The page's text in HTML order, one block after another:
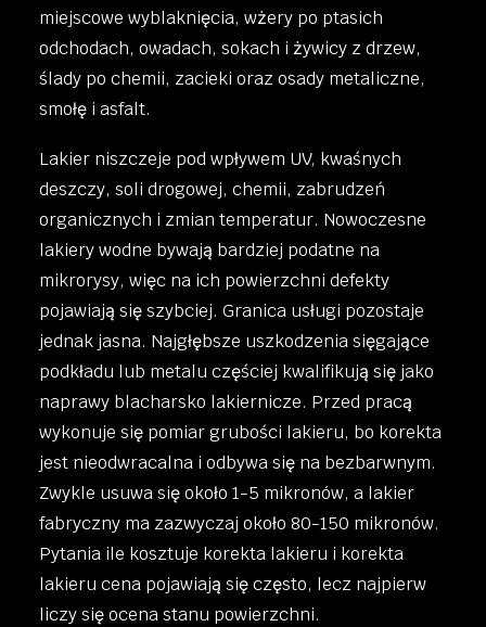
miejscowe wyblaknięcia, wżery po ptasich
odchodach, owadach, sokach i żywicy z drzew,
ślady po chemii, zacieki oraz osady metaliczne,
smołę i asfalt.
Lakier niszczeje pod wpływem UV, kwaśnych
deszczy, soli drogowej, chemii, zabrudzeń
organicznych i zmian temperatur. Nowoczesne
lakiery wodne bywają bardziej podatne na
mikrorysy, więc na ich powierzchni defekty
pojawiają się szybciej. Granica usługi pozostaje
jednak jasna. Najgłębsze uszkodzenia sięgające
podkładu lub metalu częściej kwalifikują się jako
naprawy blacharsko lakiernicze. Przed pracą
wykonuje się pomiar grubości lakieru, bo korekta
jest nieodwracalna i odbywa się na bezbarwnym.
Zwykle usuwa się około 1-5 mikronów, a lakier
fabryczny ma zazwyczaj około 80-150 mikronów.
Pytania ile kosztuje korekta lakieru i korekta
lakieru cena pojawiają się często, lecz najpierw
liczy się ocena stanu powierzchni.